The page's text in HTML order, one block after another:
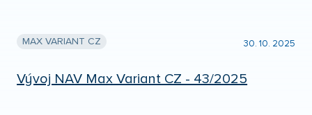
MAX VARIANT CZ 30. 10. 2025
Vývoj NAV Max Variant CZ - 43/2025